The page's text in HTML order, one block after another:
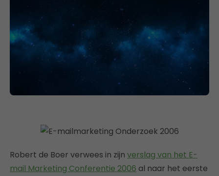
Robert de Boer verwees in zijn verslag van het E-
mail Marketing Conferentie 2006 al naar het eerste